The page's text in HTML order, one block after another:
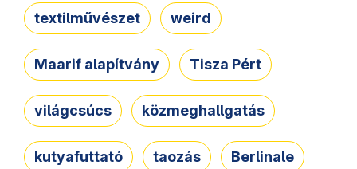
textilművészet weird
Maarif alapítvány Tisza Pért
világcsúcs közmeghallgatás
kutyafuttató taozás Berlinale